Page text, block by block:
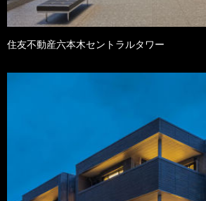
住友不動産六本木セントラルタワー